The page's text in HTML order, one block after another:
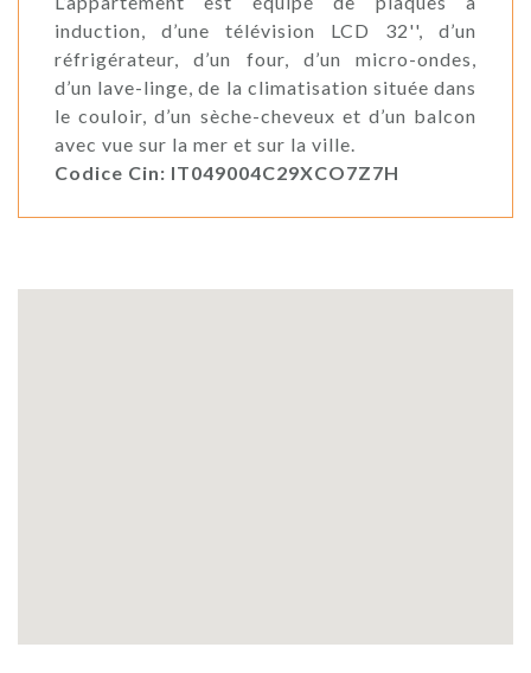
induction, d’une télévision LCD 32'', d’un
réfrigérateur, d’un four, d’un micro-ondes,
d’un lave-linge, de la climatisation située dans
le couloir, d’un sèche-cheveux et d’un balcon
avec vue sur la mer et sur la ville.
Codice Cin: IT049004C29XCO7Z7H